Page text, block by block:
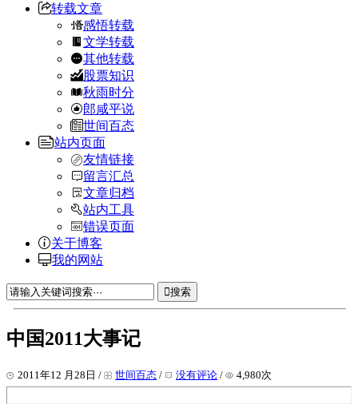
转载文章
感悟转载
文学转载
其他转载
股票知识
秋雨时分
郎咸平说
世间百态
站内页面
友情链接
留言汇总
文章归档
站内工具
错误页面
关于博客
我的网站
搜索
中国2011大事记
2011年12 月28日 / 世间百态 / 没有评论 / 4,980次